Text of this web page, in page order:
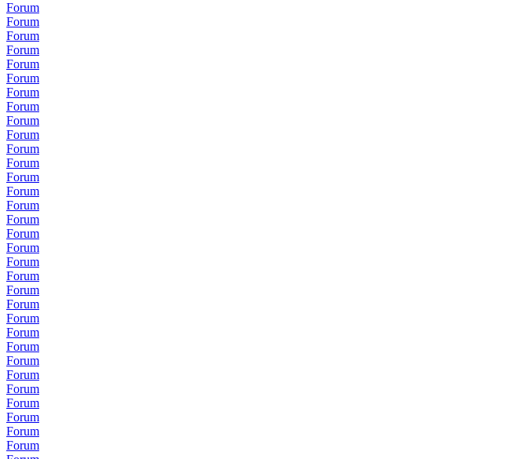
Forum
Forum
Forum
Forum
Forum
Forum
Forum
Forum
Forum
Forum
Forum
Forum
Forum
Forum
Forum
Forum
Forum
Forum
Forum
Forum
Forum
Forum
Forum
Forum
Forum
Forum
Forum
Forum
Forum
Forum
Forum
Forum